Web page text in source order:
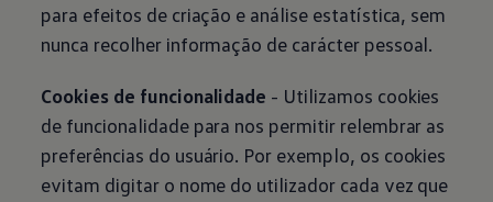
para efeitos de criação e análise estatística, sem
nunca recolher informação de carácter pessoal.
Cookies de funcionalidade - Utilizamos cookies
de funcionalidade para nos permitir relembrar as
preferências do usuário. Por exemplo, os cookies
evitam digitar o nome do utilizador cada vez que